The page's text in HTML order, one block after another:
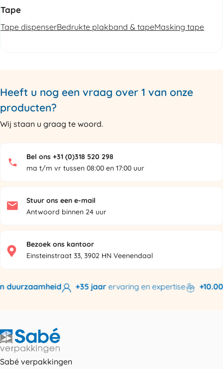
Tape
Tape dispenserBedrukte plakband & tapeMasking tape
Heeft u nog een vraag over 1 van onze
producten?
Wij staan u graag te woord.
Bel ons +31 (0)318 520 298
ma t/m vr tussen 08:00 en 17:00 uur
Stuur ons een e-mail
Antwoord binnen 24 uur
Bezoek ons kantoor
Einsteinstraat 33, 3902 HN Veenendaal
+35 jaarervaring en expertise
Sabé verpakkingen